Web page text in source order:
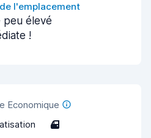
l'emplacement
peu élevé
!
Economique
4